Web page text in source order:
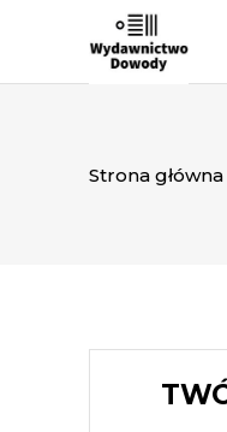
Strona główna